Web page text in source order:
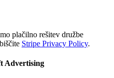
plačilno rešitev družbe
Stripe Privacy Policy.
Advertising